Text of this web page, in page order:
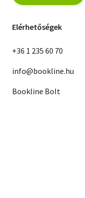
Elérhetőségek
+36 1 235 60 70
info@bookline.hu
Bookline Bolt